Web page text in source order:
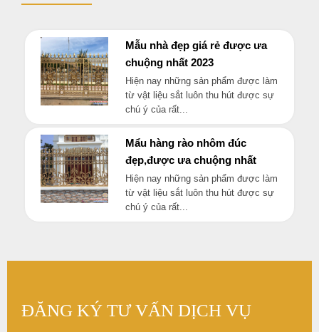
Mẫu nhà đẹp giá rẻ được ưa
chuộng nhất 2023
Hiện nay những sản phẩm được làm
từ vật liệu sắt luôn thu hút được sự
chú ý của rất...
Mẩu hàng rào nhôm đúc
đẹp,được ưa chuộng nhất
Hiện nay những sản phẩm được làm
từ vật liệu sắt luôn thu hút được sự
chú ý của rất...
ĐĂNG KÝ TƯ VẤN DỊCH VỤ